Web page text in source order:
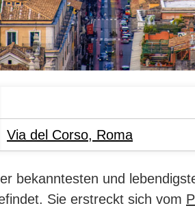
Via del Corso, Roma
bekanntesten und
Sie erstreckt sich vom